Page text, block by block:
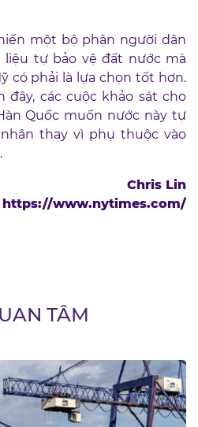
một bộ phận người dân
liệu tự bảo vệ đất nước mà
có phải là lựa chọn tốt hơn.
đây, các cuộc khảo sát cho
Quốc muốn nước này tự
thay vì phụ thuộc vào
Chris Lin
https://www.nytimes.com/
TÂM